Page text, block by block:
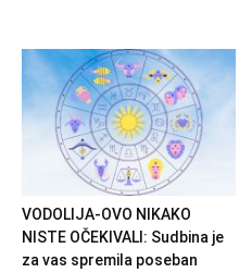
VODOLIJA-OVO NIKAKO
NISTE OČEKIVALI: Sudbina je
za vas spremila poseban